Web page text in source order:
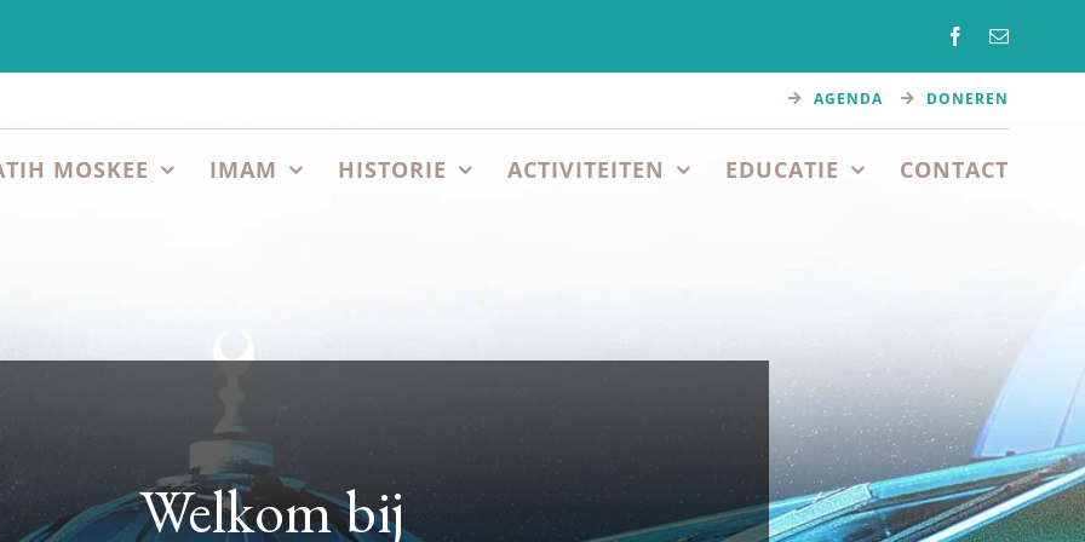
AGENDA DONEREN
MOSKEE IMAM HISTORIE ACTIVITEITEN EDUCATIE CONTACT
Welkom bij